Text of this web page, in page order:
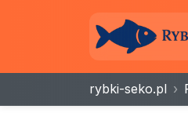
rybki-seko.pl